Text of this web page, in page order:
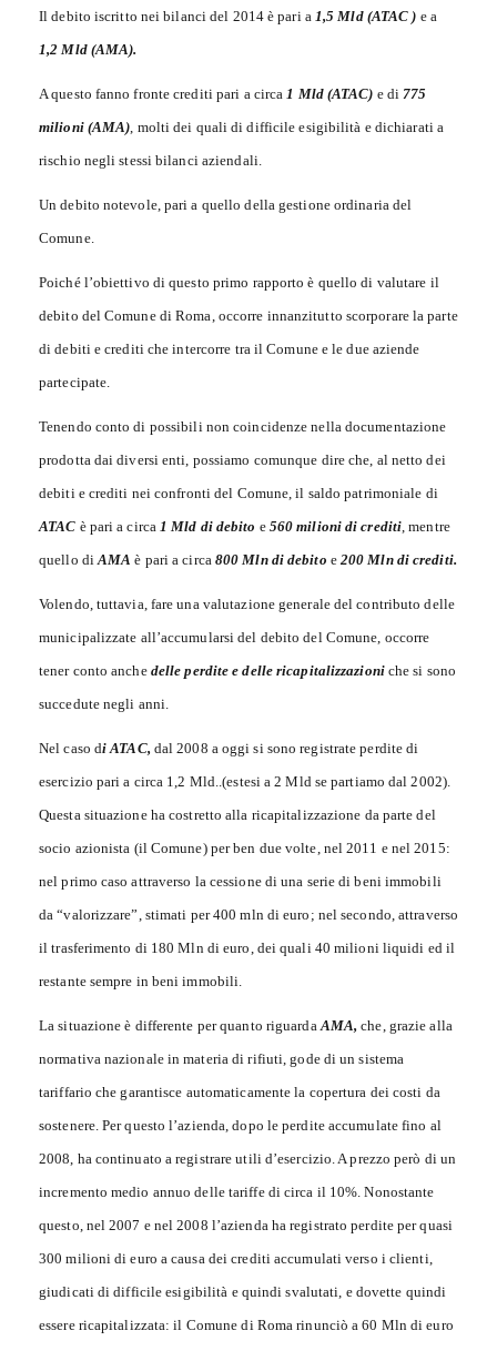
Il debito iscritto nei bilanci del 2014 è pari a 1,5 Mld (ATAC ) e a
1,2 Mld (AMA).
A questo fanno fronte crediti pari a circa1 Mld (ATAC) e di775
milioni (AMA), molti dei quali di difficile esigibilità e dichiarati a
rischio negli stessi bilanci aziendali.
Un debito notevole, pari a quello della gestione ordinaria del
Comune.
Poiché l’obiettivo di questo primo rapporto è quello di valutare il
debito del Comune di Roma, occorre innanzitutto scorporare la parte
di debiti e crediti che intercorre tra il Comune e le due aziende
partecipate.
Tenendo conto di possibili non coincidenze nella documentazione
prodotta dai diversi enti, possiamo comunque dire che, al netto dei
debiti e crediti nei confronti del Comune, il saldo patrimoniale di
ATAC è pari a circa1 Mld di debito e 560 milioni di crediti, mentre
quello diAMA è pari a circa 800 Mln di debito e 200 Mln di crediti.
Volendo, tuttavia, fare una valutazione generale del contributo delle
municipalizzate all’accumularsi del debito del Comune, occorre
tener conto anchedelle perdite e delle ricapitalizzazioniche si sono
succedute negli anni.
Nel caso di ATAC,dal 2008 a oggi si sono registrate perdite di
esercizio pari a circa 1,2 Mld..(estesi a 2 Mld se partiamo dal 2002).
Questa situazione ha costretto alla ricapitalizzazione da parte del
socio azionista (il Comune) per ben due volte, nel 2011 e nel 2015:
nel primo caso attraverso la cessione di una serie di beni immobili
da “valorizzare”, stimati per 400 mln di euro; nel secondo, attraverso
il trasferimento di 180 Mln di euro, dei quali 40 milioni liquidi ed il
restante sempre in beni immobili.
La situazione è differente per quanto riguardaAMA, che, grazie alla
normativa nazionale in materia di rifiuti, gode di un sistema
tariffario che garantisce automaticamente la copertura dei costi da
sostenere. Per questo l’azienda, dopo le perdite accumulate fino al
2008, ha continuato a registrare utili d’esercizio. A prezzo però di un
incremento medio annuo delle tariffe di circa il 10%. Nonostante
questo, nel 2007 e nel 2008 l’azienda ha registrato perdite per quasi
300 milioni di euro a causa dei crediti accumulati verso i clienti,
giudicati di difficile esigibilità e quindi svalutati, e dovette quindi
essere ricapitalizzata: il Comune di Roma rinunciò a 60 Mln di euro